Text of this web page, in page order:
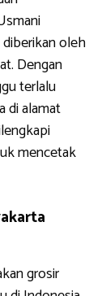
oleh
Dengan
terlalu
di alamat
mencetak
grosir